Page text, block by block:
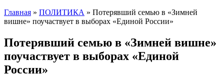
Главная » ПОЛИТИКА » Потерявший семью в «Зимней
вишне» поучаствует в выборах «Единой России»
Потерявший семью в «Зимней вишне»
поучаствует в выборах «Единой
России»